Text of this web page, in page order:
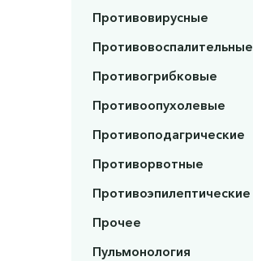
Противовирусные
Противовоспалительные
Противогрибковые
Противоопухолевые
Противоподагрические
Противорвотные
Противоэпилептические
Прочее
Пульмонология